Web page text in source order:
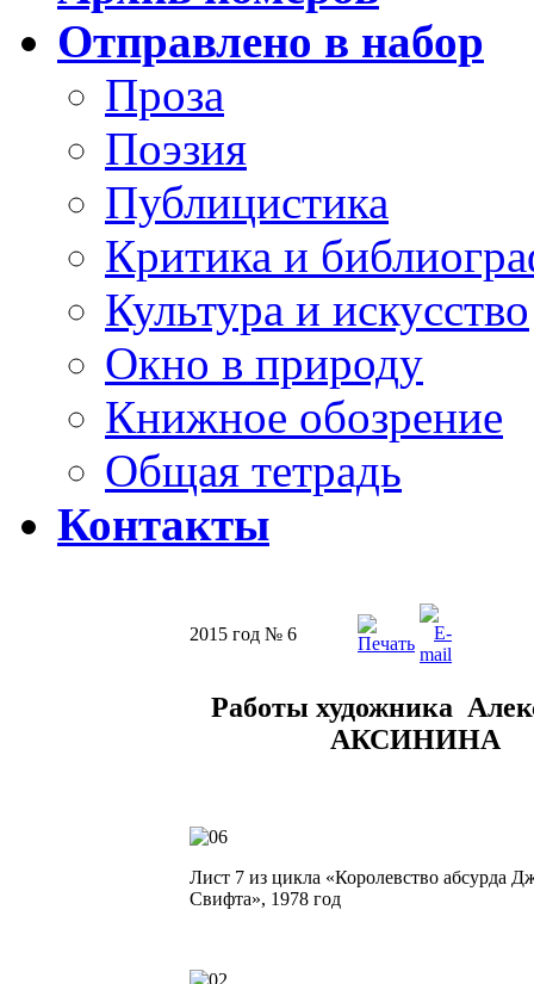
Отправлено в набор
Проза
Поэзия
Публицистика
Критика и
Культура и искусство
Окно в природу
Книжное обозрение
Общая тетрадь
Контакты
2015 год № 6
Работы художника
АКСИНИНА
Лист 7 из цикла «Королевство абсурда
Свифта», 1978 год